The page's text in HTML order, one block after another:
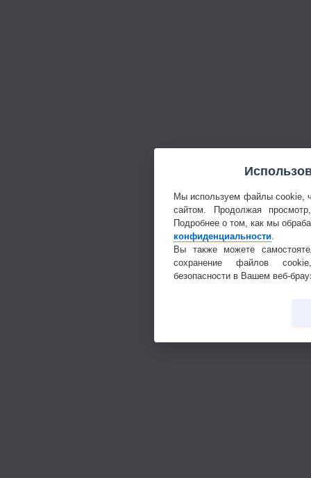
Мы используем файлы cookie,
сайтом. Продолжая
Подробнее о том, как мы
конфиденциальности
Вы также можете
сохранение файлов
безопасности в Вашем веб-